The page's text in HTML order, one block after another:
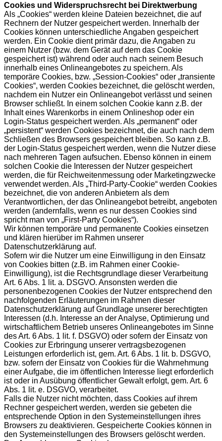
Cookies und Widerspruchsrecht bei Direktwerbung
Als „Cookies“ werden kleine Dateien bezeichnet, die auf
Rechnern der Nutzer gespeichert werden. Innerhalb der
Cookies können unterschiedliche Angaben gespeichert
werden. Ein Cookie dient primär dazu, die Angaben zu
einem Nutzer (bzw. dem Gerät auf dem das Cookie
gespeichert ist) während oder auch nach seinem Besuch
innerhalb eines Onlineangebotes zu speichern. Als
temporäre Cookies, bzw. „Session-Cookies“ oder „transiente
Cookies“, werden Cookies bezeichnet, die gelöscht werden,
nachdem ein Nutzer ein Onlineangebot verlässt und seinen
Browser schließt. In einem solchen Cookie kann z.B. der
Inhalt eines Warenkorbs in einem Onlineshop oder ein
Login-Status gespeichert werden. Als „permanent“ oder
„persistent“ werden Cookies bezeichnet, die auch nach dem
Schließen des Browsers gespeichert bleiben. So kann z.B.
der Login-Status gespeichert werden, wenn die Nutzer diese
nach mehreren Tagen aufsuchen. Ebenso können in einem
solchen Cookie die Interessen der Nutzer gespeichert
werden, die für Reichweitenmessung oder Marketingzwecke
verwendet werden. Als „Third-Party-Cookie“ werden Cookies
bezeichnet, die von anderen Anbietern als dem
Verantwortlichen, der das Onlineangebot betreibt, angeboten
werden (andernfalls, wenn es nur dessen Cookies sind
spricht man von „First-Party Cookies“).
Wir können temporäre und permanente Cookies einsetzen
und klären hierüber im Rahmen unserer
Datenschutzerklärung auf.
Sofern wir die Nutzer um eine Einwilligung in den Einsatz
von Cookies bitten (z.B. im Rahmen einer Cookie-
Einwilligung), ist die Rechtsgrundlage dieser Verarbeitung
Art. 6 Abs. 1 lit. a. DSGVO. Ansonsten werden die
personenbezogenen Cookies der Nutzer entsprechend den
nachfolgenden Erläuterungen im Rahmen dieser
Datenschutzerklärung auf Grundlage unserer berechtigten
Interessen (d.h. Interesse an der Analyse, Optimierung und
wirtschaftlichem Betrieb unseres Onlineangebotes im Sinne
des Art. 6 Abs. 1 lit. f. DSGVO) oder sofern der Einsatz von
Cookies zur Erbringung unserer vertragsbezogenen
Leistungen erforderlich ist, gem. Art. 6 Abs. 1 lit. b. DSGVO,
bzw. sofern der Einsatz von Cookies für die Wahrnehmung
einer Aufgabe, die im öffentlichen Interesse liegt erforderlich
ist oder in Ausübung öffentlicher Gewalt erfolgt, gem. Art. 6
Abs. 1 lit. e. DSGVO, verarbeitet.
Falls die Nutzer nicht möchten, dass Cookies auf ihrem
Rechner gespeichert werden, werden sie gebeten die
entsprechende Option in den Systemeinstellungen ihres
Browsers zu deaktivieren. Gespeicherte Cookies können in
den Systemeinstellungen des Browsers gelöscht werden.